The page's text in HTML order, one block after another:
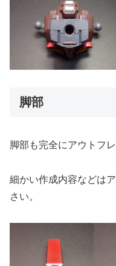
脚部
脚部も完全にアウトフ
細かい作成内容などは
さい。